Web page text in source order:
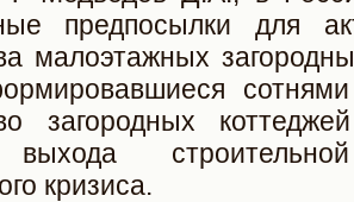
предпосылки для
малоэтажных
загородных
выхода
кризиса.